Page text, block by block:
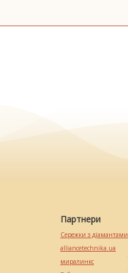
Партнери
Сережки з діамантами
alliancetechnika.ua
миралинкс